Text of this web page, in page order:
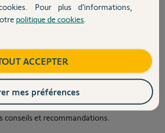
de chauffage io de Somfy
:
interface-de-chauffage-io.html
conseils et recommandations.
Pour plus d’informations,
politique de cookies
ACCEPTER
mes préférences